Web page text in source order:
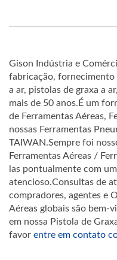
Gison Indústria e
fabricação, fornecimento
a ar, pistolas de graxa a
mais de 50 anos.É um
de Ferramentas Aéreas,
nossas Ferramentas
TAIWAN.Sempre foi
Ferramentas Aéreas /
las pontualmente com
atencioso.Consultas de
compradores, agentes e
Aéreas globais são bem-
em nossa Pistola de
favor entre em contato